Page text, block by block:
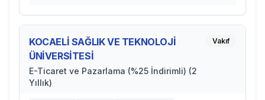
KOCAELİ SAĞLIK VE TEKNOLOJİ
ÜNİVERSİTESİ
E-Ticaret ve Pazarlama (%25 İndirimli) (2
Yıllık)
Vakıf